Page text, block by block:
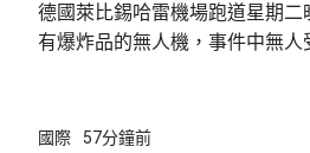
德國萊比錫哈雷機場跑道星期二
有爆炸品的無人機，事件中無人
容司機行為大膽及勇敢，亦非常
國際 57分鐘前